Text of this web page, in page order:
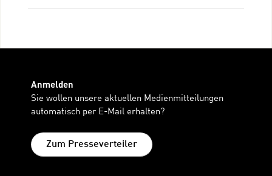
Anmelden
Sie wollen unsere aktuellen Medienmitteilungen
automatisch per E-Mail erhalten?
Zum Presseverteiler